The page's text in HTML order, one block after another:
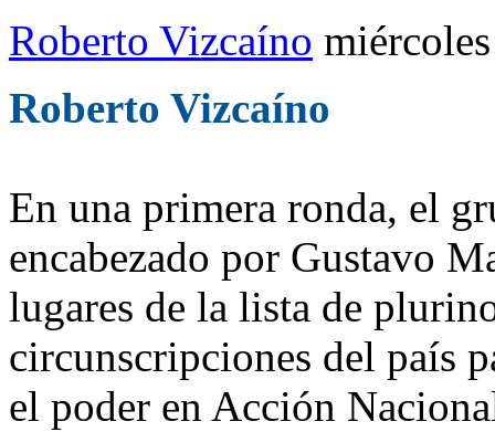
Roberto Vizcaíno
Roberto Vizcaíno
En una primera ronda, el
encabezado por Gustavo
lugares de la lista de
circunscripciones del país
el poder en Acción